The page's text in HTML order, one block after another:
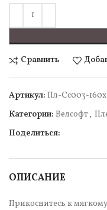
Сравнить
Артикул: Пл-Сс003-
Категории: Велсофт,
Поделиться:
ОПИСАНИЕ
Прикоснитесь к